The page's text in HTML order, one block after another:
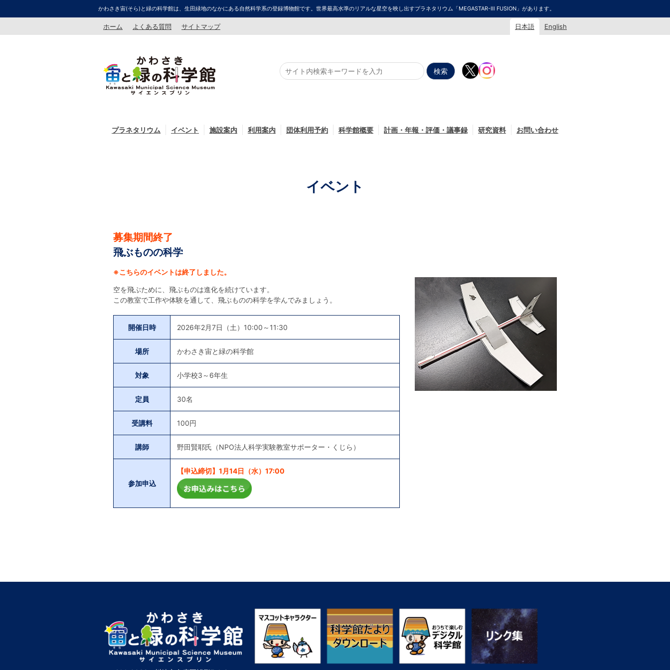
かわさき宙(そら)と緑の科学館は、生田緑地のなかにある自然科学系の登録博物館です。世界最高水準のリアルな星空を映し出すプラネタリウム「MEGASTAR-Ⅲ FUSION」があります。
ホーム よくある質問 サイトマップ 日本語 English
プラネタリウム イベント 施設案内 利用案内 団体利用予約 科学館概要 計画・年報・評価・議事録 研究資料 お問い合わせ
イベント
募集期間終了
飛ぶものの科学
※こちらのイベントは終了しました。
空を飛ぶために、飛ぶものは進化を続けています。
この教室で工作や体験を通して、飛ぶものの科学を学んでみましょう。
開催日時 2026年2月7日（土）10:00～11:30
場所 かわさき宙と緑の科学館
対象 小学校3～6年生
定員 30名
受講料 100円
講師 野田賢耶氏（NPO法人科学実験教室サポーター・くじら）
参加申込
【申込締切】1月14日（水）17:00